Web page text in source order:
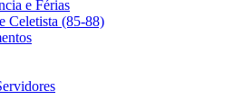
e Férias
Celetista (85-88)